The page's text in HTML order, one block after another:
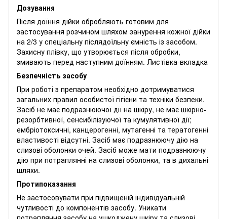
Дозування
Після доїння дійки обробляють готовим для
застосування розчином шляхом занурення кожної дійки
на 2/3 у спеціальну післядоїльну ємність із засобом.
Захисну плівку, що утворюється після обробки,
змивають перед наступним доїнням. Листівка-вкладка
Безпечність засобу
При роботі з препаратом необхідно дотримуватися
загальних правил особистої гігієни та техніки безпеки.
Засіб не має подразнюючої дії на шкіру, не має шкірно-
резорбтивної, сенсибілізуючої та кумулятивної дії;
ембріотоксичні, канцерогенні, мутагенні та тератогенні
властивості відсутні. Засіб має подразнюючу дію на
слизові оболонки очей. Засіб може мати подразнюючу
дію при потраплянні на слизові оболонки, та в дихальні
шляхи.
Протипоказання
Не застосовувати при підвищеній індивідуальній
чутливості до компонентів засобу. Уникати